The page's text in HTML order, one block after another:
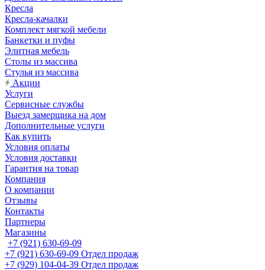
Кресла
Кресла-качалки
Комплект мягкой мебели
Банкетки и пуфы
Элитная мебель
Столы из массива
Стулья из массива
Акции
Услуги
Сервисные службы
Выезд замерщика на дом
Дополнительные услуги
Как купить
Условия оплаты
Условия доставки
Гарантия на товар
Компания
О компании
Отзывы
Контакты
Партнеры
Магазины
+7 (921) 630-69-09
+7 (921) 630-69-09 Отдел продаж
+7 (929) 104-04-39 Отдел продаж